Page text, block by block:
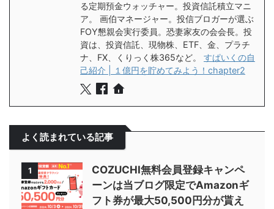
る定期預金ウォッチャー。投資信託積立マニ
ア。 画伯マネージャー。投信ブロガーが選ぶ
FOY懇親会実行委員。恐妻家友の会会長。投
資は、投資信託、現物株、ETF、金、プラチ
ナ、FX、くりっく株365など。 すぱいくの自
己紹介 | １億円を貯めてみよう！chapter2
よく読まれている記事
1
COZUCHI無料会員登録キャンペ
ーンは当ブログ限定でAmazonギ
フト券が最大50,500円分が貰え